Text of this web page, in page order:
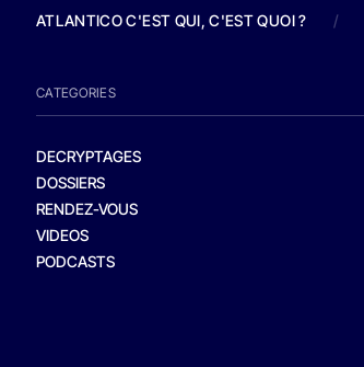
ATLANTICO C'EST QUI, C'EST QUOI ? /
CATEGORIES
DECRYPTAGES
DOSSIERS
RENDEZ-VOUS
VIDEOS
PODCASTS